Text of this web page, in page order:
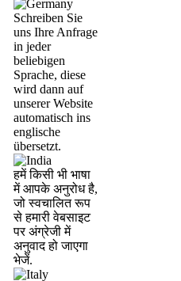
Schreiben Sie
uns Ihre Anfrage
in jeder
beliebigen
Sprache, diese
wird dann auf
unserer Website
automatisch ins
englische
übersetzt.
हमें किसी भी भाषा
में आपके अनुरोध है,
जो स्वचालित रूप
से हमारी वेबसाइट
पर अंग्रेजी में
अनुवाद हो जाएगा
भेजें.